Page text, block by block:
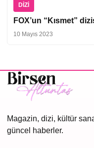
DIZI
FOX’un “Kısmet”
10 Mayıs 2023
Magazin, dizi, kültür
güncel haberler.